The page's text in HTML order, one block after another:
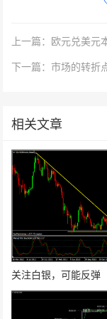
上一篇：欧元兑美元
下一篇：市场的转折
相关文章
关注白银，可能反弹